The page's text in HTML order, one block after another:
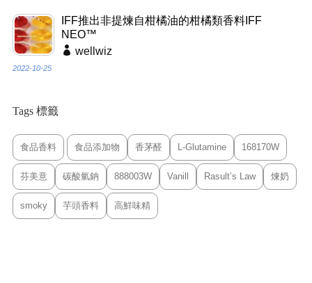
IFF推出非提煉自柑橘油的柑橘類香料IFF
NEO™
wellwiz
2022-10-25
Tags 標籤
食品香料 食品添加物 香茅醛 L-Glutamine 168170W
芬美意 碳酸氫鈉 888003W Vanill Rasult’s Law 煉奶
smoky 芋頭香料 高鮮味精